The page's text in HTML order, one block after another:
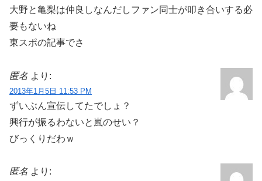
大野と亀梨は仲良しなんだしファン同士が叩き合いする必
要もないね
東スポの記事でさ
匿名 より:
2013年1月5日 11:53 PM
ずいぶん宣伝してたでしょ？
興行が振るわないと嵐のせい？
びっくりだわｗ
匿名 より: